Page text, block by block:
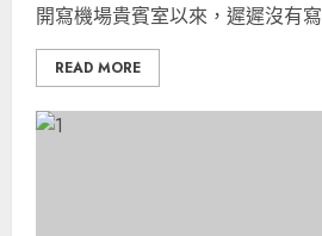
開寫機場貴賓室以來，遲遲沒有寫
READ MORE